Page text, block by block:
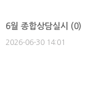
6월 종합상담실시 (0)
2026-06-30 14:01